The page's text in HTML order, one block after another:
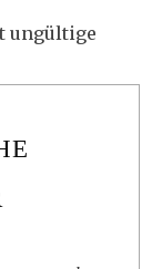
ungültige